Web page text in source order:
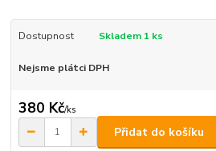
Dostupnost Skladem 1 ks
Nejsme plátci DPH
380 Kč/ks
Přidat do košíku